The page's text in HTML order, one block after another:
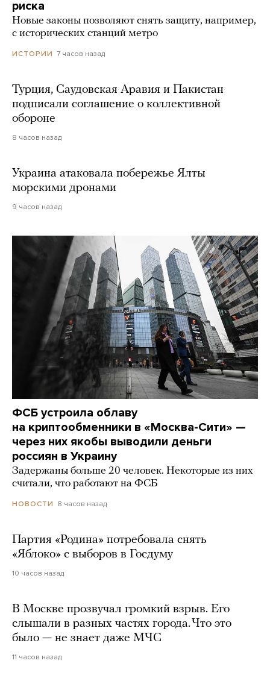
риска
Новые законы позволяют снять защиту, например,
с исторических станций метро
ИСТОРИИ 7 часов назад
Турция, Саудовская Аравия и Пакистан
подписали соглашение о коллективной
обороне
8 часов назад
Украина атаковала побережье Ялты
морскими дронами
9 часов назад
ФСБ устроила облаву
на криптообменники в «Москва-Сити» —
через них якобы выводили деньги
россиян в Украину
Задержаны больше 20 человек. Некоторые из них
считали, что работают на ФСБ
НОВОСТИ 8 часов назад
Партия «Родина» потребовала снять
«Яблоко» с выборов в Госдуму
10 часов назад
В Москве прозвучал громкий взрыв. Его
слышали в разных частях города. Что это
было — не знает даже МЧС
11 часов назад